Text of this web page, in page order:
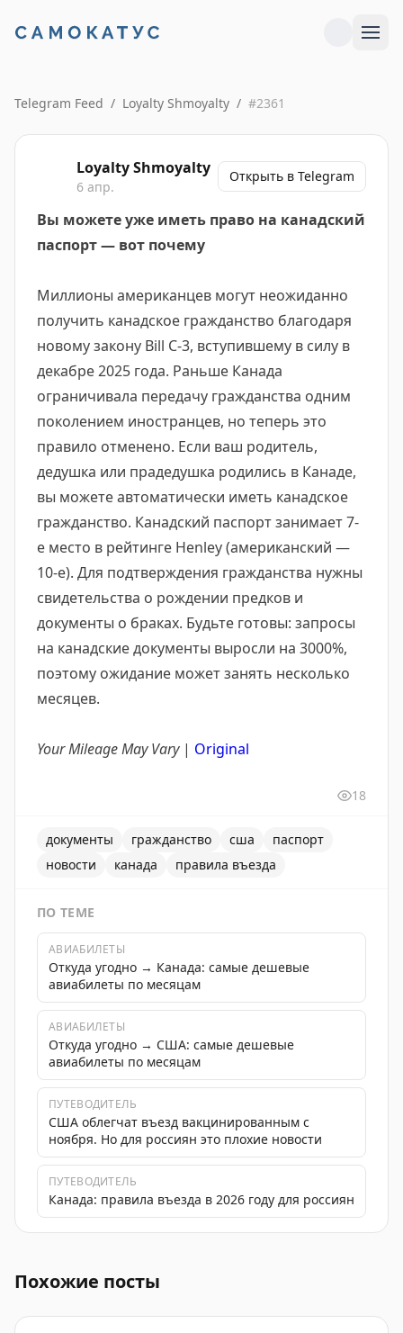
Telegram Feed / Loyalty Shmoyalty / #2361
Loyalty Shmoyalty
6 апр.
Открыть в Telegram
Вы можете уже иметь право на канадский
паспорт — вот почему
Миллионы американцев могут неожиданно
получить канадское гражданство благодаря
новому закону Bill C-3, вступившему в силу в
декабре 2025 года. Раньше Канада
ограничивала передачу гражданства одним
поколением иностранцев, но теперь это
правило отменено. Если ваш родитель,
дедушка или прадедушка родились в Канаде,
вы можете автоматически иметь канадское
гражданство. Канадский паспорт занимает 7-
е место в рейтинге Henley (американский —
10-е). Для подтверждения гражданства нужны
свидетельства о рождении предков и
документы о браках. Будьте готовы: запросы
на канадские документы выросли на 3000%,
поэтому ожидание может занять несколько
месяцев.
Your Mileage May Vary| Original
18
документы гражданство сша
паспорт
новости
канада правила въезда
ПО ТЕМЕ
АВИАБИЛЕТЫ
Откуда угодно → Канада: самые дешевые
авиабилеты по месяцам
АВИАБИЛЕТЫ
Откуда угодно → США: самые дешевые
авиабилеты по месяцам
ПУТЕВОДИТЕЛЬ
США облегчат въезд вакцинированным с
ноября. Но для россиян это плохие новости
ПУТЕВОДИТЕЛЬ
Канада: правила въезда в 2026 году для россиян
Похожие посты